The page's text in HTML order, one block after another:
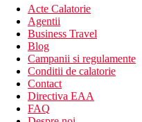
Acte Calatorie
Agentii
Business Travel
Blog
Campanii si regulamente
Conditii de calatorie
Contact
Directiva EAA
FAQ